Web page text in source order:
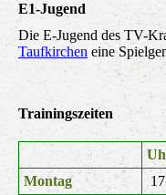
E1-Jugend
Die E-Jugend des TV-
Taufkirchen eine
Trainingszeiten
Montag